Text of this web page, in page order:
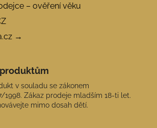
– ověření věku
→
v souladu se zákonem
1998. Zákaz prodeje mladším 18-ti let.
mimo dosah dětí.